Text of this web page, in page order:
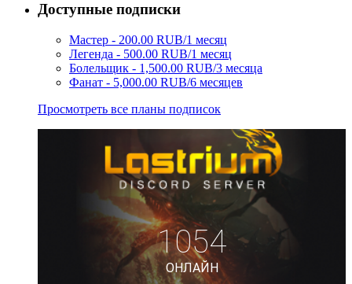
Доступные подписки
Мастер - 200.00 RUB/1 месяц
Легенда - 500.00 RUB/1 месяц
Болельщик - 1,500.00 RUB/3 месяца
Фанат - 5,000.00 RUB/6 месяцев
Просмотреть все планы подписок